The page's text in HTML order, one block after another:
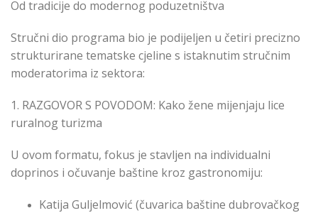
Od tradicije do modernog poduzetništva
Stručni dio programa bio je podijeljen u četiri precizno
strukturirane tematske cjeline s istaknutim stručnim
moderatorima iz sektora:
1. RAZGOVOR S POVODOM: Kako žene mijenjaju lice
ruralnog turizma
U ovom formatu, fokus je stavljen na individualni
doprinos i očuvanje baštine kroz gastronomiju:
Katija Guljelmović (čuvarica baštine dubrovačkog